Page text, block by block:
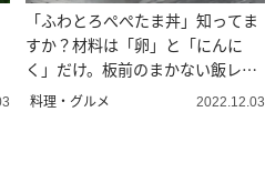
「ふわとろぺぺたま丼」知ってま
すか？材料は「卵」と「にんに
く」だけ。板前のまかない飯レシ
ピ
料理・グルメ 2022.12.03